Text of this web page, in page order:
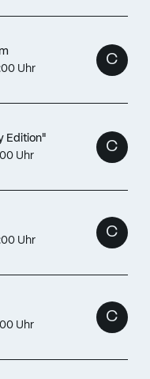
Uhr
C
Edition"
Uhr
C
Uhr
C
Uhr
C